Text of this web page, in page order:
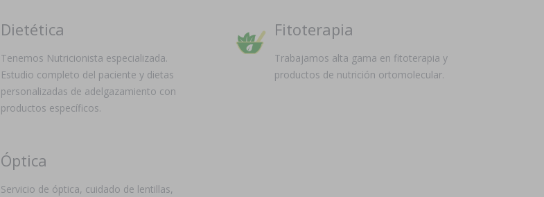
Dietética
Tenemos Nutricionista especializada.
Estudio completo del paciente y dietas
personalizadas de adelgazamiento con
productos específicos.
Fitoterapia
Trabajamos alta gama en fitoterapia y
productos de nutrición ortomolecular.
Óptica
Servicio de óptica, cuidado de lentillas,